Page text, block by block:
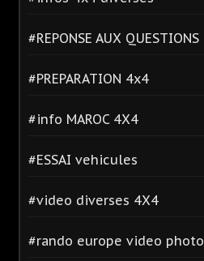
#REPONSE AUX QUESTIONS
#PREPARATION 4x4
#info MAROC 4X4
#ESSAI vehicules
#video diverses 4X4
#rando europe video photo